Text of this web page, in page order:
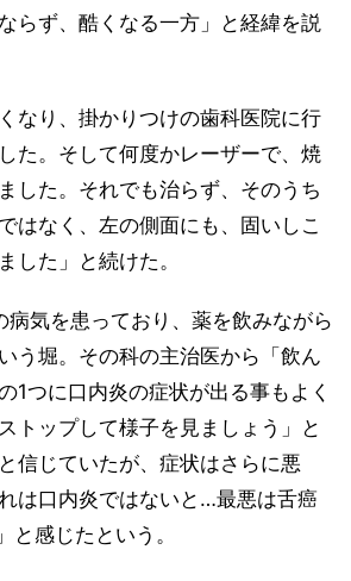
らず、酷くなる一方」と経緯を説
なり、掛かりつけの歯科医院に行
た。そして何度かレーザーで、焼
した。それでも治らず、そのうち
はなく、左の側面にも、固いしこ
した」と続けた。
病気を患っており、薬を飲みながら
う堀。その科の主治医から「飲ん
1つに口内炎の症状が出る事もよく
トップして様子を見ましょう」と
信じていたが、症状はさらに悪
は口内炎ではないと…最悪は舌癌
感じたという。